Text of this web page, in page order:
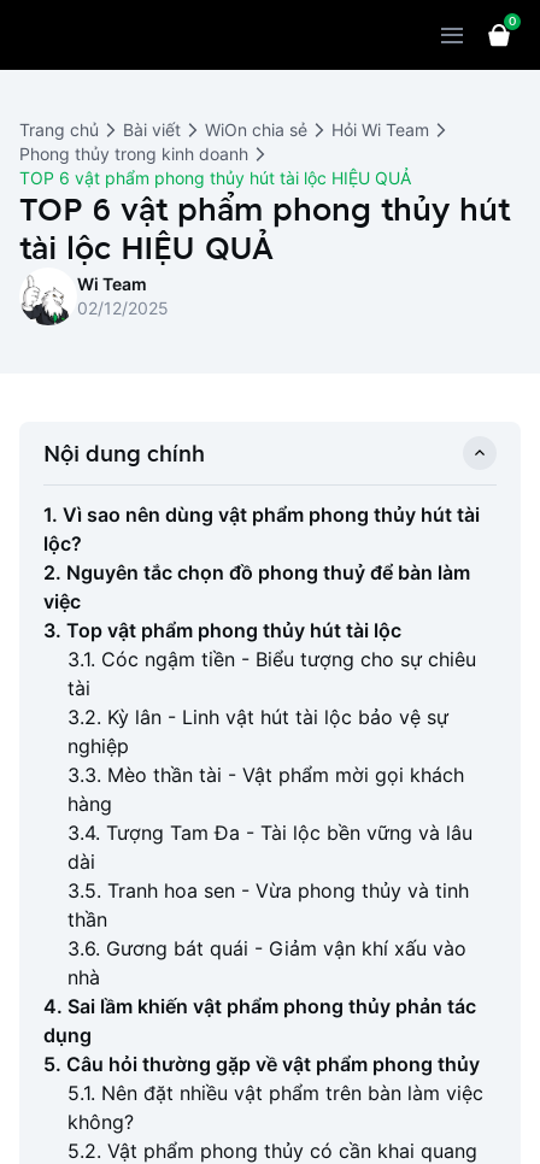
WiOn AI
WiOn Social
WiOn E-commerce
WiOn F&B
Chatbot
Marketing
CRM
Thiết kế website
Thiết bị
Bảng giá
Cùng WiOn
Báo chí
Thông báo
Wi Team
0
Trang chủ Bài viết WiOn chia sẻ
Hỏi Wi Team
Phong thủy trong kinh doanh
TOP 6 vật phẩm phong thủy hút tài lộc HIỆU QUẢ
TOP 6 vật phẩm phong thủy hút
tài lộc HIỆU QUẢ
Wi Team
02/12/2025
Nội dung chính
1. Vì sao nên dùng vật phẩm phong thủy hút tài
lộc?
2. Nguyên tắc chọn đồ phong thuỷ để bàn làm
việc
3. Top vật phẩm phong thủy hút tài lộc
3.1. Cóc ngậm tiền - Biểu tượng cho sự chiêu
tài
3.2. Kỳ lân - Linh vật hút tài lộc bảo vệ sự
nghiệp
3.3. Mèo thần tài - Vật phẩm mời gọi khách
hàng
3.4. Tượng Tam Đa - Tài lộc bền vững và lâu
dài
3.5. Tranh hoa sen - Vừa phong thủy và tinh
thần
3.6. Gương bát quái - Giảm vận khí xấu vào
nhà
4. Sai lầm khiến vật phẩm phong thủy phản tác
dụng
5. Câu hỏi thường gặp về vật phẩm phong thủy
5.1. Nên đặt nhiều vật phẩm trên bàn làm việc
không?
5.2. Vật phẩm phong thủy có cần khai quang